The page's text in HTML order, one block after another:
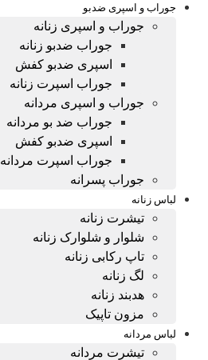
جوراب و اسپری ضدبو
جوراب و اسپری زنانه
جوراب ضدبو زنانه
اسپری ضدبو کفش
جوراب اسپرت زنانه
جوراب و اسپری مردانه
جوراب ضد بو مردانه
اسپری ضدبو کفش
جوراب اسپرت مردانه
جوراب پسرانه
لباس زنانه
تیشرت زنانه
شلوار و شلوارک زنانه
تاپ رکابی زنانه
لگ زنانه
هدبند زنانه
مزون تاپیک
لباس مردانه
تیشرت مردانه